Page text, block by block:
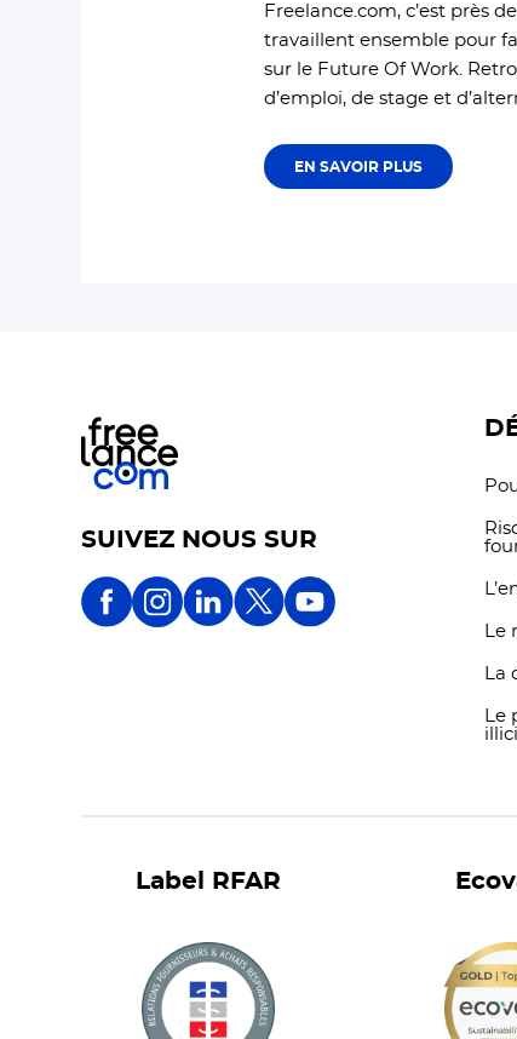
Freelance.com, c’est près
travaillent ensemble pour
sur le Future Of Work.
d’emploi, de stage et
EN SAVOIR PLUS
SUIVEZ NOUS SUR
Le
La
Le
Label RFAR